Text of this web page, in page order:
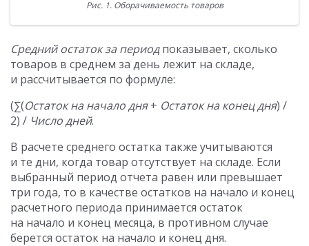
Рис. 1. Оборачиваемость товаров
Средний остаток за периодпоказывает, сколько
товаров в среднем за день лежит на складе,
и рассчитывается по формуле:
(∑(Остаток на начало дня+ Остаток на конец дня) /
2) / Число дней.
В расчете среднего остатка также учитываются
и те дни, когда товар отсутствует на складе. Если
выбранный период отчета равен или превышает
три года, то в качестве остатков на начало и конец
расчетного периода принимается остаток
на начало и конец месяца, в противном случае
берется остаток на начало и конец дня.